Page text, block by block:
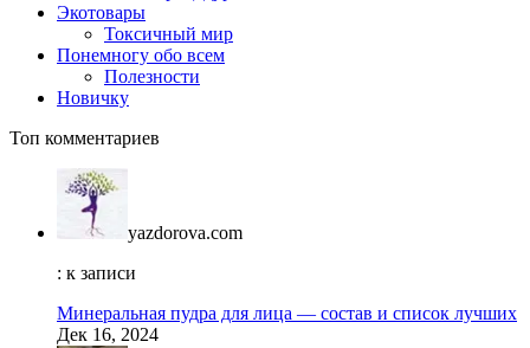
Экотовары
Токсичный мир
Понемногу обо всем
Полезности
Новичку
Топ комментариев
yazdorova.com
: к записи
Минеральная пудра для лица — состав и список лучших
Дек 16, 2024